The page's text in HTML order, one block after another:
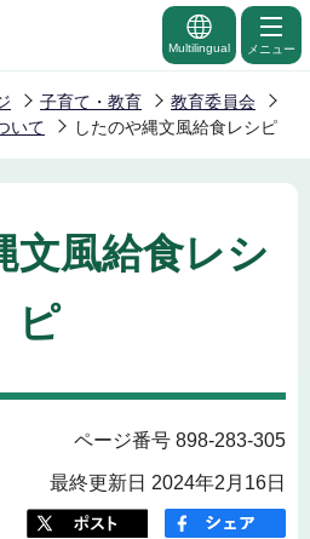
Multilingual メニュー
子育て・教育
教育委員会
いて
したのや縄文風給食レシピ
文風給食レシ
ピ
ページ番号 898-283-305
最終更新日 2024年2月16日